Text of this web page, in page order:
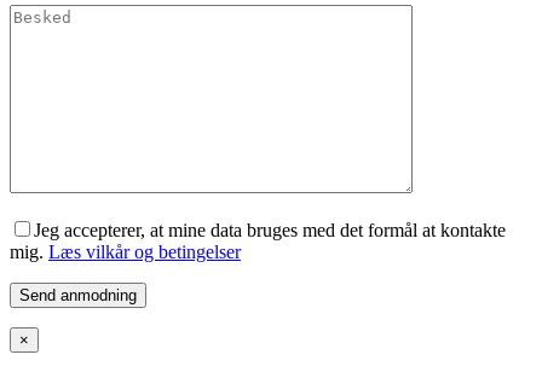
Jeg accepterer, at mine data bruges med det formål at kontakte
mig. Læs vilkår og betingelser
×